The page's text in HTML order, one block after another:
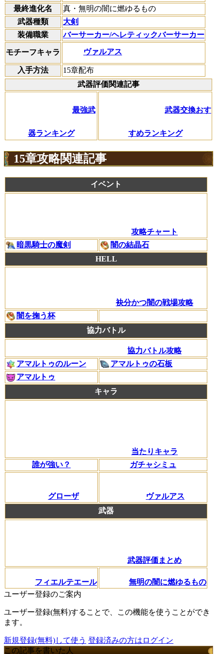
最終進化名
真・無明の闇に燃ゆるもの
武器種類
大剣
装備職業
バーサーカー/ヘレティックバーサーカー
モチーフキャラ ヴァルアス
入手方法
15章配布
武器評価関連記事
最強武
器ランキング
武器交換おす
すめランキング
15章攻略関連記事
イベント
攻略チャート
暗黒騎士の魔剣
闇の結晶石
HELL
袂分かつ闇の戦場攻略
闇を掬う杯
協力バトル
協力バトル攻略
アマルトゥのルーン
アマルトゥの石板
アマルトゥ
キャラ
当たりキャラ
誰が強い？
ガチャシミュ
グローザ
ヴァルアス
武器
武器評価まとめ
フィエルテエール
無明の闇に燃ゆるもの
ユーザー登録のご案内
ユーザー登録(無料)することで、この機能を使うことができ
ます。
新規登録(無料)して使う 登録済みの方はログイン
この記事を書いた人